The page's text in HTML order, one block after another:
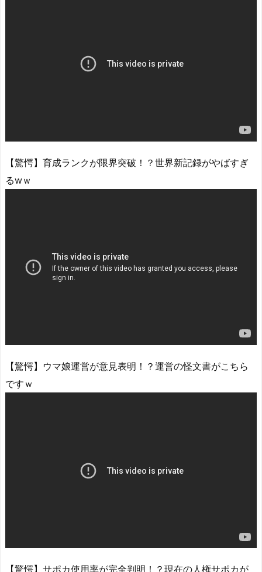
【驚愕】育成ランクが限界突破！？世界新記録がやばすぎ
るwｗ
【驚愕】ウマ娘運営が意見表明！？運営の怪文書がこちら
ですｗ
【驚愕】サポカ使用率が完全判明！？現在の人権サポカが